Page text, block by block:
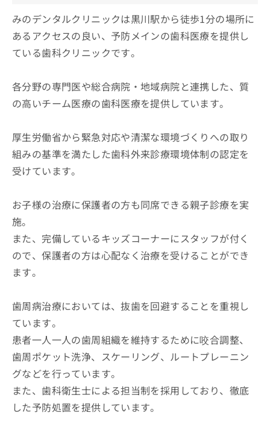
みのデンタルクリニックは黒川駅から徒歩1分の場所に
あるアクセスの良い、予防メインの歯科医療を提供し
ている歯科クリニックです。
各分野の専門医や総合病院・地域病院と連携した、質
の高いチーム医療の歯科医療を提供しています。
厚生労働省から緊急対応や清潔な環境づくりへの取り
組みの基準を満たした歯科外来診療環境体制の認定を
受けています。
お子様の治療に保護者の方も同席できる親子診療を実
施。
また、完備しているキッズコーナーにスタッフが付く
ので、保護者の方は心配なく治療を受けることができ
ます。
歯周病治療においては、抜歯を回避することを重視し
ています。
患者一人一人の歯周組織を維持するために咬合調整、
歯周ポケット洗浄、スケーリング、ルートプレーニン
グなどを行っています。
また、歯科衛生士による担当制を採用しており、徹底
した予防処置を提供しています。